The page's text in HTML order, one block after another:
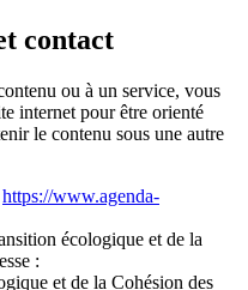
contact
ou à un service, vous
internet pour être orienté
le contenu sous une autre
https://www.agenda-
écologique et de la
:
et de la Cohésion des